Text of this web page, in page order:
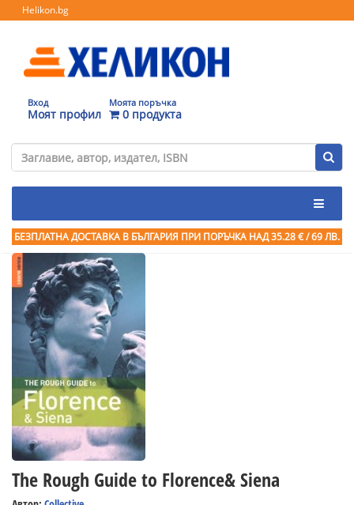
Helikon.bg
Вход
Моят профил
Моята поръчка
0 продукта
БЕЗПЛАТНА ДОСТАВКА В БЪЛГАРИЯ ПРИ ПОРЪЧКА НАД 35.28 € / 69 ЛВ.
The Rough Guide to Florence& Siena